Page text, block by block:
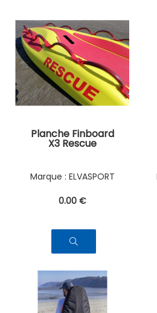
Planche Finboard
X3 Rescue
ELVASPORT
0.00 €